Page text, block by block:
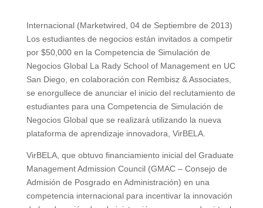
Internacional (Marketwired, 04 de Septiembre de 2013)
Los estudiantes de negocios están invitados a competir
por $50,000 en la Competencia de Simulación de
Negocios Global La Rady School of Management en UC
San Diego, en colaboración con Rembisz & Associates,
se enorgullece de anunciar el inicio del reclutamiento de
estudiantes para una Competencia de Simulación de
Negocios Global que se realizará utilizando la nueva
plataforma de aprendizaje innovadora, VirBELA.
VirBELA, que obtuvo financiamiento inicial del Graduate
Management Admission Council (GMAC – Consejo de
Admisión de Posgrado en Administración) en una
competencia internacional para incentivar la innovación